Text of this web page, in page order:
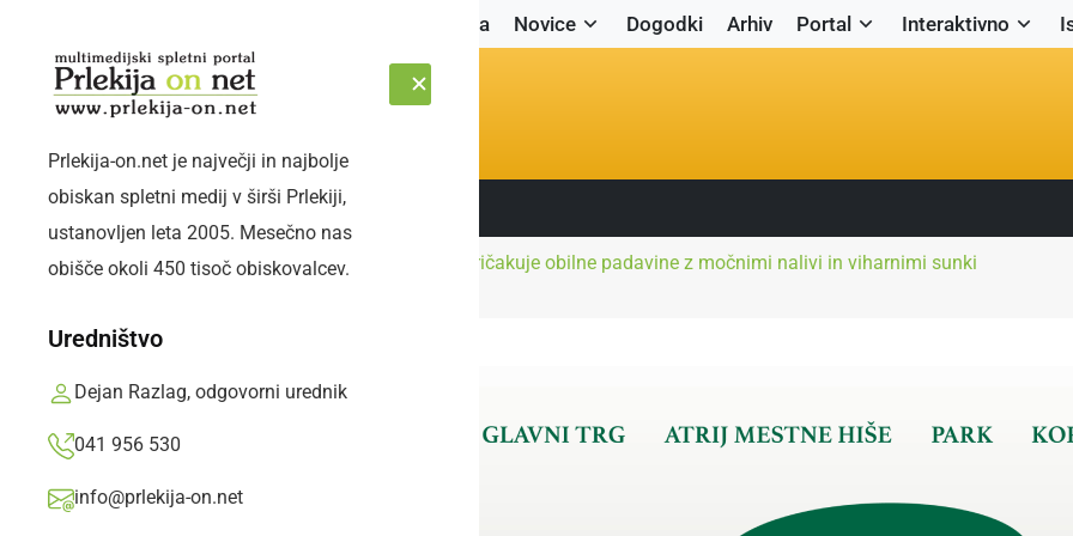
Naslovnica Novice Dogodki Arhiv Portal Interaktivno
PETEK, 7. AVGUST 2026 Sledite nam:
Prlekija-on.net je največji in najbolje
obiskan spletni medij v širši Prlekiji,
ustanovljen leta 2005. Mesečno nas
obišče okoli 450 tisoč obiskovalcev.
Uredništvo
Dejan Razlag, odgovorni urednik
041 956 530
info@prlekija-on.net
Naslovnica Narava
Zvečer in ponoči se pričakuje obilne padavine z močnimi nalivi in viharnimi sunki